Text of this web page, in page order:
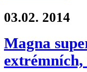
03.02. 2014
Magna